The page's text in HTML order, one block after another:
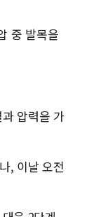
중 발목을
압력을 가
, 이날 오전